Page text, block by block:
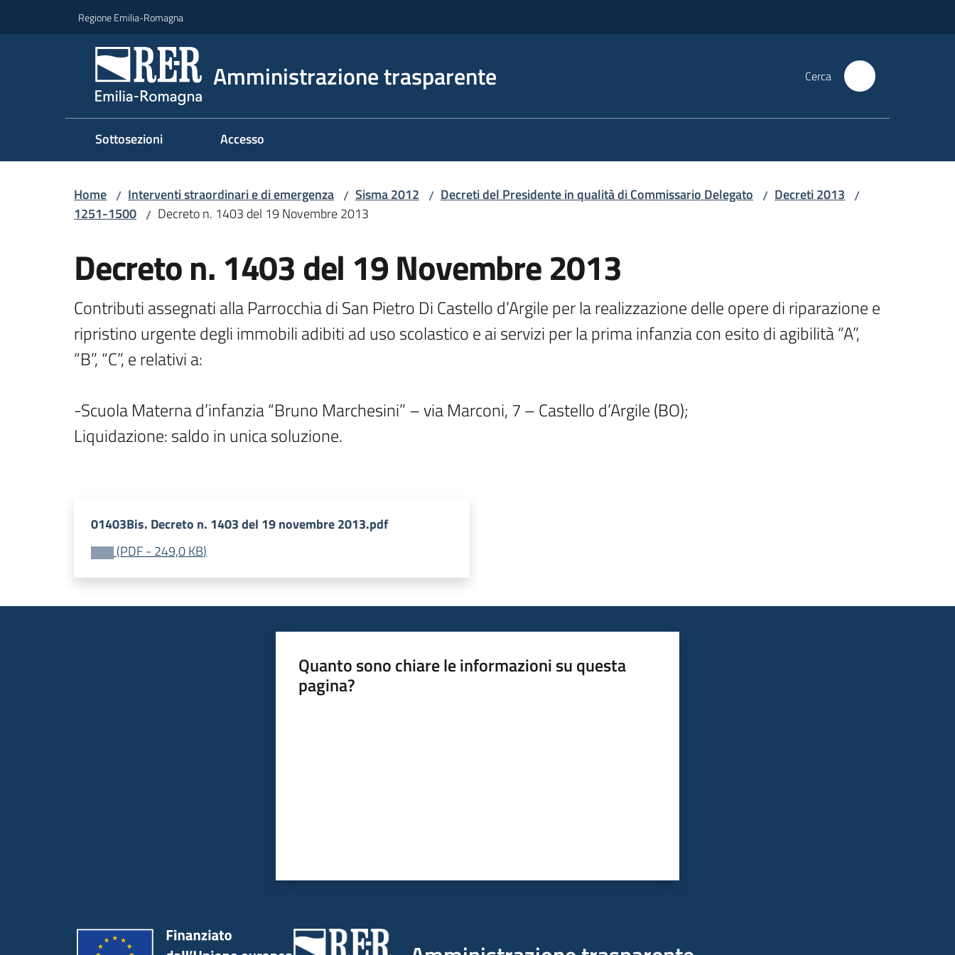
Regione Emilia-Romagna
Amministrazione trasparente Cerca
Sottosezioni Accesso
Home / Interventi straordinari e di emergenza / Sisma 2012 / Decreti del Presidente in qualità di Commissario Delegato / Decreti 2013 /
1251-1500 / Decreto n. 1403 del 19 Novembre 2013
Decreto n. 1403 del 19 Novembre 2013
Contributi assegnati alla Parrocchia di San Pietro Di Castello d’Argile per la realizzazione delle opere di riparazione e
ripristino urgente degli immobili adibiti ad uso scolastico e ai servizi per la prima infanzia con esito di agibilità “A”,
“B”, “C”, e relativi a:
-Scuola Materna d’infanzia “Bruno Marchesini” – via Marconi, 7 – Castello d’Argile (BO);
Liquidazione: saldo in unica soluzione.
01403Bis. Decreto n. 1403 del 19 novembre 2013.pdf
(PDF- 249,0 KB)
Quanto sono chiare le informazioni su questa
pagina?